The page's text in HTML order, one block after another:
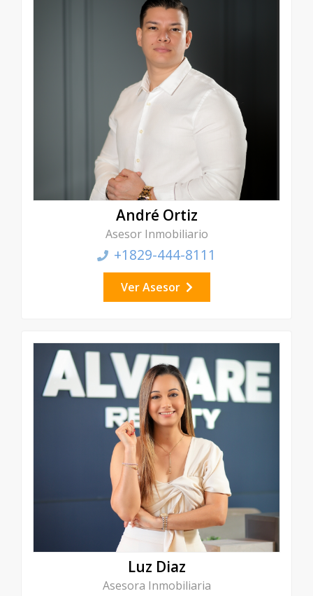
André Ortiz
Asesor Inmobiliario
+1829-444-8111
Ver Asesor
Luz Diaz
Asesora Inmobiliaria